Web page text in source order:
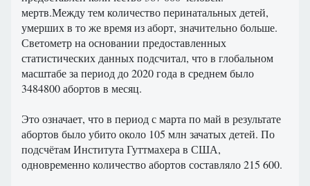
мертв.Между тем количество перинатальных детей,
умерших в то же время из аборт, значительно больше.
Светометр на основании предоставленных
статистических данных подсчитал, что в глобальном
масштабе за период до 2020 года в среднем было
3484800 абортов в месяц.
Это означает, что в период с марта по май в результате
абортов было убито около 105 млн зачатых детей. По
подсчётам Института Гуттмахера в США,
одновременно количество абортов составляло 215 600.